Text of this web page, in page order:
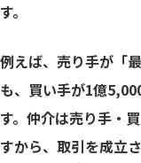
す。
例えば、売り手が「
も、買い手が1億
す。仲介は売り手・
すから、取引を成立